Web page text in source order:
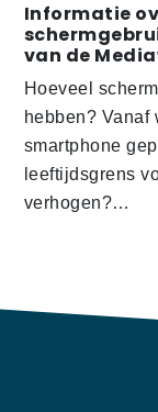
Informatie
van de
Hoeveel
hebben?
smartphone
leeftijdsgrens
verhogen?…